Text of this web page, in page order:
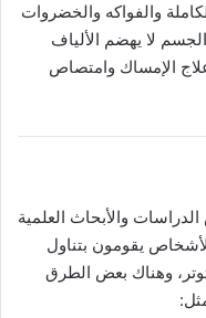
والفواكه والخضروات
لا يهضم الألياف
الإمساك وامتصاص
والأبحاث العلمية
يقومون بتناول
وهناك بعض الطرق